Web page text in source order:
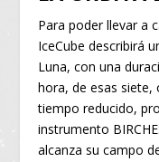
Para poder llevar a
IceCube describirá
Luna, con una
hora, de esas siete,
tiempo reducido,
instrumento
alcanza su campo